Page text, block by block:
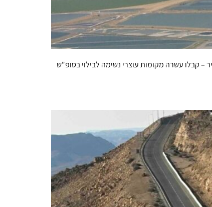
קבלו עשרה מקומות עוצרי נשימה לבילוי בסופ"ש